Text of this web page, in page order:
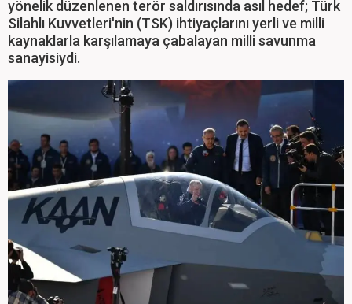
yönelik düzenlenen terör saldırısında asıl hedef; Türk
Silahlı Kuvvetleri'nin (TSK) ihtiyaçlarını yerli ve milli
kaynaklarla karşılamaya çabalayan milli savunma
sanayisiydi.